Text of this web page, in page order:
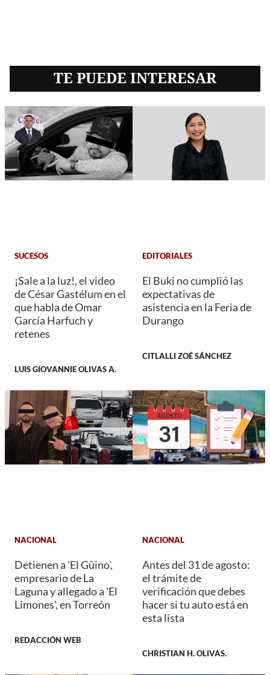
TE PUEDE INTERESAR
SUCESOS
¡Sale a la luz!, el video
de César Gastélum en el
que habla de Omar
García Harfuch y
retenes
LUIS GIOVANNIE OLIVAS A.
EDITORIALES
El Buki no cumplió las
expectativas de
asistencia en la Feria de
Durango
CITLALLI ZOÉ SÁNCHEZ
NACIONAL
Detienen a 'El Güino',
empresario de La
Laguna y allegado a 'El
Limones', en Torreón
REDACCIÓN WEB
NACIONAL
Antes del 31 de agosto:
el trámite de
verificación que debes
hacer si tu auto está en
esta lista
CHRISTIAN H. OLIVAS.